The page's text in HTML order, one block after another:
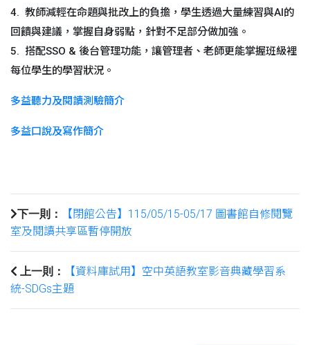
4. 教師減輕在命題與批改上的負擔，學生透過大量練習與AI的
回饋與建議，掌握自身弱點，針對不足部分做加強。
5. 搭配SSO & 後台管理功能，讓管理者、老師更能掌握班級裡
每位學生的學習狀況。
多益聽力及閱讀測驗簡介
多益口說及寫作簡介
下一則：
【閉館公告】115/05/15-05/17 圖書館自修閱覽
室及閱讀共享區暫停開放
上一則：
【資料庫試用】空中英語教室影音典藏學習系
統-SDGs主題